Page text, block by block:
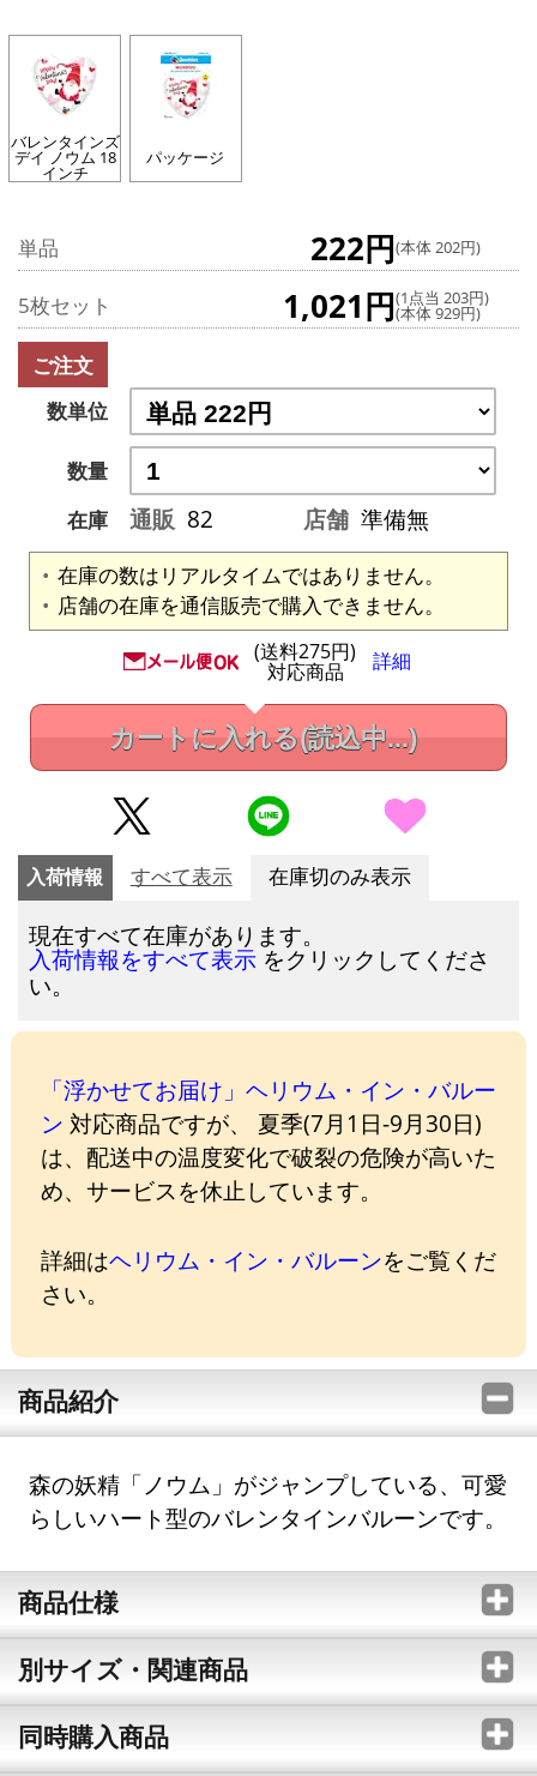
バレンタインズ
デイ ノウム 18
インチ
パッケージ
単品 222円(本体 202円)
5枚セット 1,021円(1点当 203円)
(本体 929円)
ご注文
数単位
数量
在庫
通販 82 店舗 準備無
在庫の数はリアルタイムではありません。
店舗の在庫を通信販売で購入できません。
(送料275円)
対応商品 詳細
カートに入れる(読込中...)
入荷情報 すべて表示 在庫切のみ表示
現在すべて在庫があります。
入荷情報をすべて表示 をクリックしてくださ
い。
「浮かせてお届け」ヘリウム・イン・バルー
ン 対応商品ですが、 夏季(7月1日-9月30日)
は、配送中の温度変化で破裂の危険が高いた
め、サービスを休止しています。
詳細はヘリウム・イン・バルーンをご覧くだ
さい。
商品紹介
森の妖精「ノウム」がジャンプしている、可愛
らしいハート型のバレンタインバルーンです。
商品仕様
別サイズ・関連商品
同時購入商品